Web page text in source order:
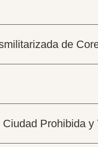
de
Prohibida y